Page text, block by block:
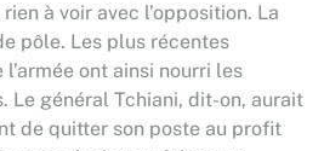
à voir avec l’opposition. La
pôle. Les plus récentes
ont ainsi nourri les
Le général Tchiani, dit-on, aurait
de quitter son poste au profit